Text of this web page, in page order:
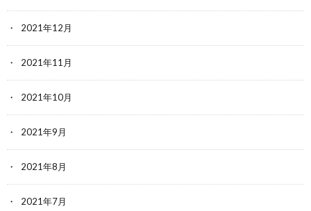
2021年12月
2021年11月
2021年10月
2021年9月
2021年8月
2021年7月